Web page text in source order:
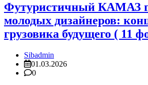
Футуристичный КАМАЗ
молодых дизайнеров:
грузовика будущего ( 11
Sibadmin
01.03.2026
0